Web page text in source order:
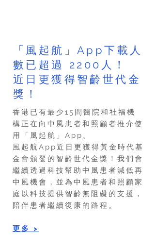
「風起航」App下載人
數已超過 2200人！
近日更獲得智齡世代金
獎！
香港已有最少15間醫院和社福機
構正在向中風患者和照顧者推介使
用「風起航」App。
風起航App近日更獲得黃金時代基
金會頒發的智齡世代金獎！我們會
繼續透過科技幫助中風患者減低再
中風機會，並為中風患者和照顧家
庭以科技提供智齡無阻礙的支援，
陪伴患者繼續復康的路程。
​更多 >